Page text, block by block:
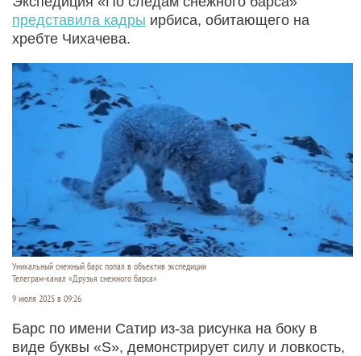
представила кадры ирбиса, обитающего на
хребте Чихачева.
Уникальный снежный барс попал в объектив экспедиции
Телеграм-канал «Друзья снежного барса»
9 июля 2025 в 09:26
Барс по имени Сатир из-за рисунка на боку в
виде буквы «S», демонстрирует силу и ловкость,